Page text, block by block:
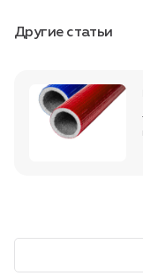
Другие статьи